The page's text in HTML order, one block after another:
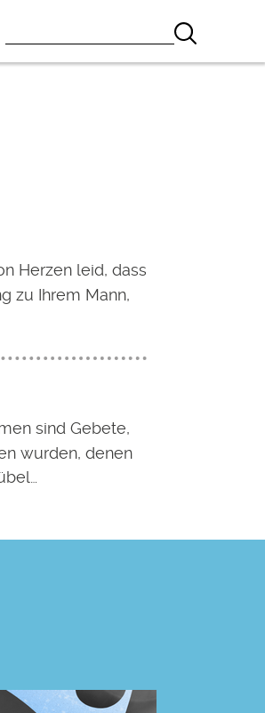
Herzen leid, dass
zu Ihrem Mann,
sind Gebete,
wurden, denen